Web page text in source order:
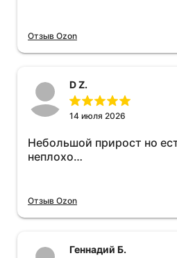
Отзыв Ozon
D Z.
14 июля 2026
Небольшой прирост но
неплохо…
Отзыв Ozon
Геннадий Б.